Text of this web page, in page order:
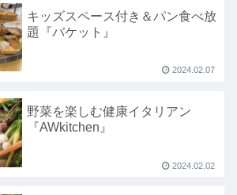
キッズスペース付き＆パン食べ放
題『バケット』
2024.02.07
野菜を楽しむ健康イタリアン
『AWkitchen』
2024.02.02